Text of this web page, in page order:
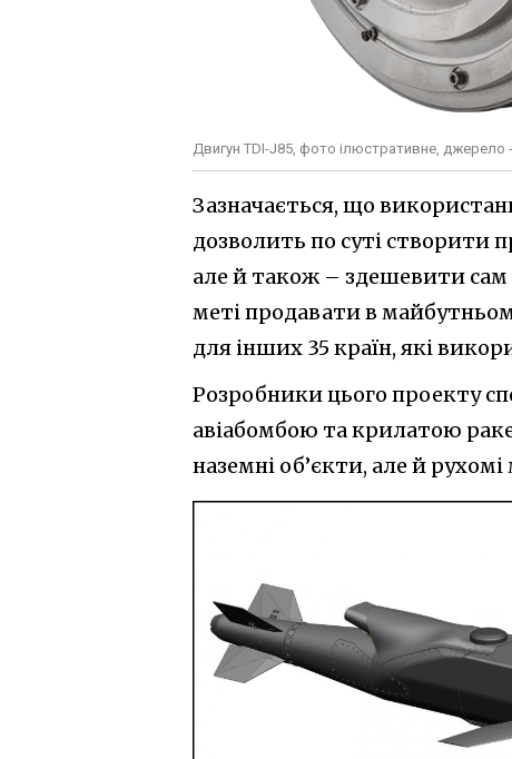
Двигун TDI-J85, фото ілюстративне, джерело
Зазначається, що
дозволить по суті створити
але й також – здешевити
меті продавати в
для інших 35 країн, які
Розробники цього проекту
авіабомбою та крилатою
наземні об’єкти, але й рухомі